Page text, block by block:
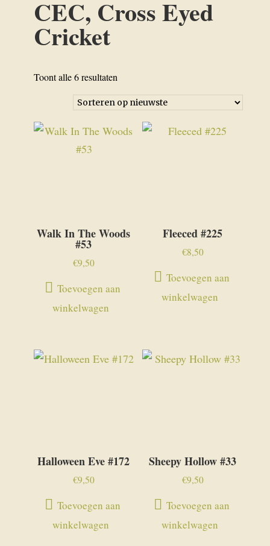
CEC, Cross Eyed
Cricket
Toont alle 6 resultatenGesorteerd
op
nieuwste
Walk In The Woods
#53
€9,50
Toevoegen aan
winkelwagen
Fleeced #225
€8,50
Toevoegen aan
winkelwagen
Halloween Eve #172
€9,50
Toevoegen aan
winkelwagen
Sheepy Hollow #33
€9,50
Toevoegen aan
winkelwagen